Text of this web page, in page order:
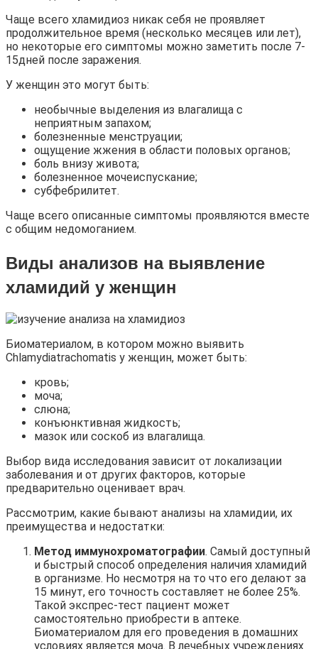
Чаще всего хламидиоз никак себя не проявляет
продолжительное время (несколько месяцев или лет),
но некоторые его симптомы можно заметить после 7-
15дней после заражения.
У женщин это могут быть:
необычные выделения из влагалища с
неприятным запахом;
болезненные менструации;
ощущение жжения в области половых органов;
боль внизу живота;
болезненное мочеиспускание;
субфебрилитет.
Чаще всего описанные симптомы проявляются вместе
с общим недомоганием.
Виды анализов на выявление
хламидий у женщин
Биоматериалом, в котором можно выявить
Chlamydiatrachomatis у женщин, может быть:
кровь;
моча;
слюна;
конъюнктивная жидкость;
мазок или соскоб из влагалища.
Выбор вида исследования зависит от локализации
заболевания и от других факторов, которые
предварительно оценивает врач.
Рассмотрим, какие бывают анализы на хламидии, их
преимущества и недостатки:
Метод иммунохроматографии. Самый доступный
и быстрый способ определения наличия хламидий
в организме. Но несмотря на то что его делают за
15 минут, его точность составляет не более 25%.
Такой экспрес-тест пациент может
самостоятельно приобрести в аптеке.
Биоматериалом для его проведения в домашних
условиях является моча. В лечебных учреждениях